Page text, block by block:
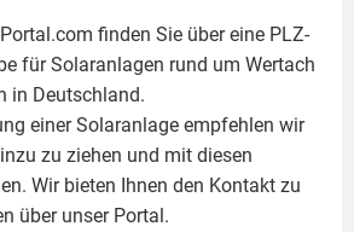
finden Sie über eine PLZ-
fürSolaranlagen rund um Wertach
in Deutschland.
einer Solaranlage empfehlen wir
zu ziehen und mit diesen
Wir bieten Ihnen den Kontakt zu
über unser Portal.